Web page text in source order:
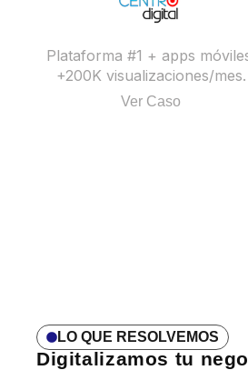
Plataforma #1 + apps
+200K visualizaciones/mes.
Ver Caso
LO QUE RESOLVEMOS
Digitalizamos tu